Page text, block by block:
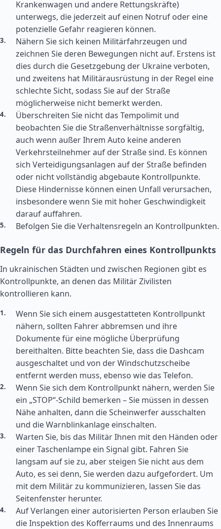
Krankenwagen und andere Rettungskräfte)
unterwegs, die jederzeit auf einen Notruf oder eine
potenzielle Gefahr reagieren können.
Nähern Sie sich keinen Militärfahrzeugen und
zeichnen Sie deren Bewegungen nicht auf. Erstens ist
dies durch die Gesetzgebung der Ukraine verboten,
und zweitens hat Militärausrüstung in der Regel eine
schlechte Sicht, sodass Sie auf der Straße
möglicherweise nicht bemerkt werden.
Überschreiten Sie nicht das Tempolimit und
beobachten Sie die Straßenverhältnisse sorgfältig,
auch wenn außer Ihrem Auto keine anderen
Verkehrsteilnehmer auf der Straße sind. Es können
sich Verteidigungsanlagen auf der Straße befinden
oder nicht vollständig abgebaute Kontrollpunkte.
Diese Hindernisse können einen Unfall verursachen,
insbesondere wenn Sie mit hoher Geschwindigkeit
darauf auffahren.
Befolgen Sie die Verhaltensregeln an Kontrollpunkten.
Regeln für das Durchfahren eines Kontrollpunkts
In ukrainischen Städten und zwischen Regionen gibt es
Kontrollpunkte, an denen das Militär Zivilisten
kontrollieren kann.
Wenn Sie sich einem ausgestatteten Kontrollpunkt
nähern, sollten Fahrer abbremsen und ihre
Dokumente für eine mögliche Überprüfung
bereithalten. Bitte beachten Sie, dass die Dashcam
ausgeschaltet und von der Windschutzscheibe
entfernt werden muss, ebenso wie das Telefon.
Wenn Sie sich dem Kontrollpunkt nähern, werden Sie
ein „STOP“-Schild bemerken – Sie müssen in dessen
Nähe anhalten, dann die Scheinwerfer ausschalten
und die Warnblinkanlage einschalten.
Warten Sie, bis das Militär Ihnen mit den Händen oder
einer Taschenlampe ein Signal gibt. Fahren Sie
langsam auf sie zu, aber steigen Sie nicht aus dem
Auto, es sei denn, Sie werden dazu aufgefordert. Um
mit dem Militär zu kommunizieren, lassen Sie das
Seitenfenster herunter.
Auf Verlangen einer autorisierten Person erlauben Sie
die Inspektion des Kofferraums und des Innenraums